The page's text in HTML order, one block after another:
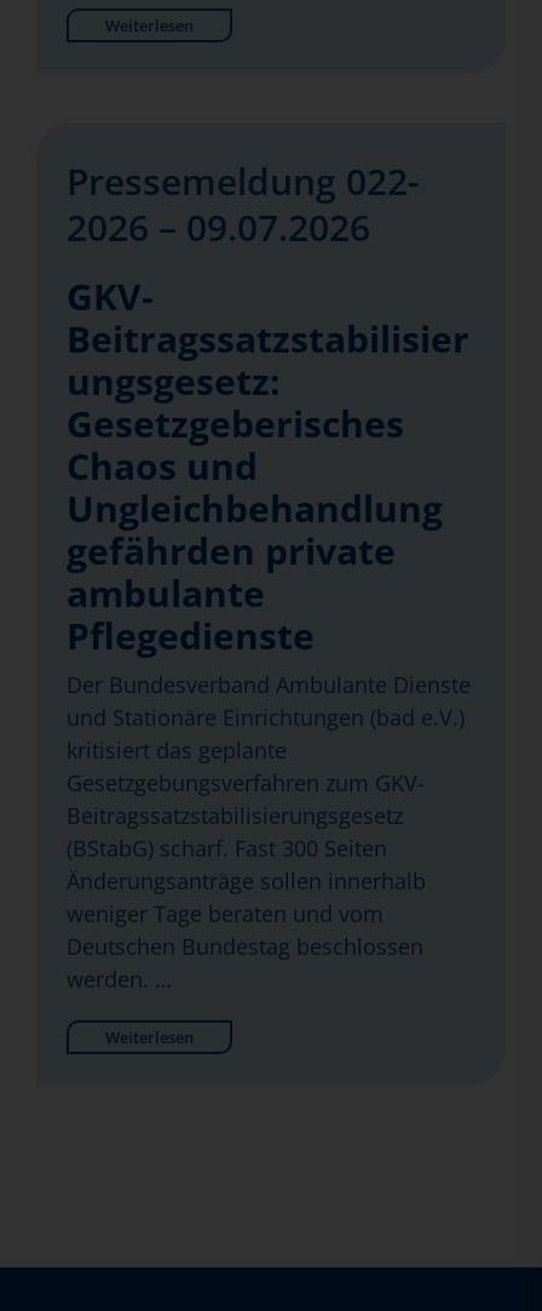
Weiterlesen
Pressemeldung 022-
2026 – 09.07.2026
GKV-
Beitragssatzstabilisier
ungsgesetz:
Gesetzgeberisches
Chaos und
Ungleichbehandlung
gefährden private
ambulante
Pflegedienste
Der Bundesverband Ambulante Dienste
und Stationäre Einrichtungen (bad e.V.)
kritisiert das geplante
Gesetzgebungsverfahren zum GKV-
Beitragssatzstabilisierungsgesetz
(BStabG) scharf. Fast 300 Seiten
Änderungsanträge sollen innerhalb
weniger Tage beraten und vom
Deutschen Bundestag beschlossen
werden. …
Weiterlesen